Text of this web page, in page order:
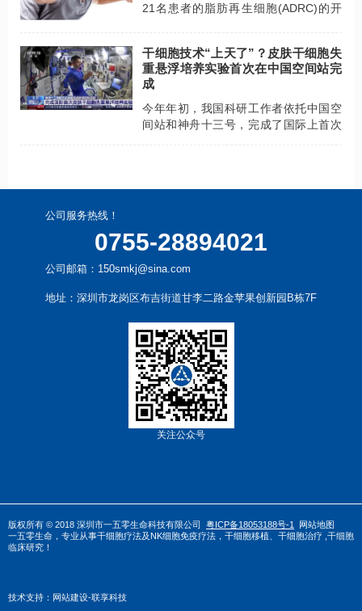
21名患者的脂肪再生细胞(ADRC)的开
禁的患者。
干细胞技术“上天了”？皮肤干细胞失
重悬浮培养实验首次在中国空间站完
成
今年年初，我国科研工作者依托中国空
间站和神舟十三号，完成了国际上首次
公司服务热线！
0755-28894021
公司邮箱：150smkj@sina.com
地址：深圳市龙岗区布吉街道甘李二路金苹果创新园B栋7F
关注公众号
版权所有 © 2018 深圳市一五零生命科技有限公司 粤ICP备18053188号-1 网站地图
一五零生命，专业从事干细胞疗法及 NK细胞免疫疗法 ， 干细胞移植、 干细胞治疗 ,干细胞
临床研究！
技术支持： 网站建设-联享科技